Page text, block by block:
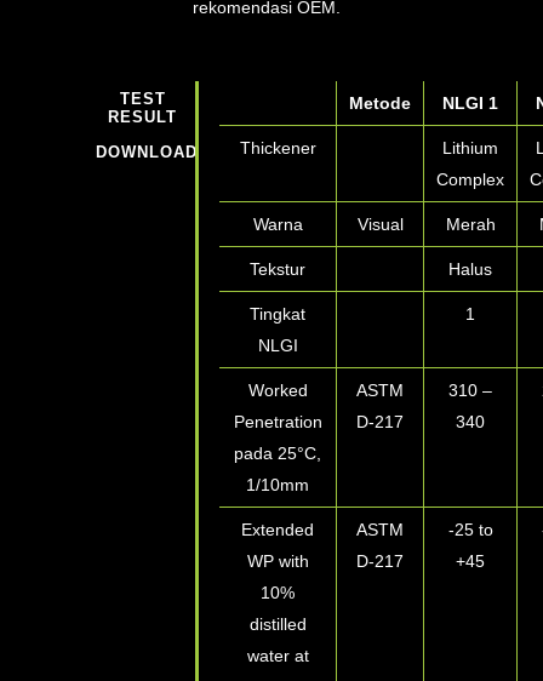
rekomendasi OEM.
TEST
RESULT
DOWNLOADS
Metode NLGI 1
Thickener
Lithium
Complex
Warna Visual Merah
Tekstur Halus
Tingkat
NLGI
1
Worked
Penetration
pada 25°C,
1/10mm
ASTM
D-217
310 –
340
Extended
WP with
10%
distilled
water at
ASTM
D-217
-25 to
+45